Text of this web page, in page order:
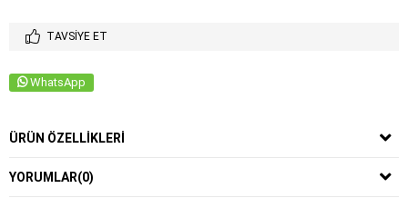
TAVSIYE ET
WhatsApp
ÜRÜN ÖZELLIKLERI
YORUMLAR(0)